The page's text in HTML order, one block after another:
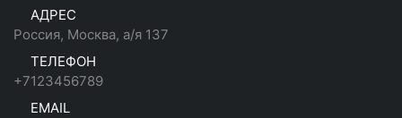
АДРЕС
Россия, Москва, а/я 137
ТЕЛЕФОН
+7123456789
EMAIL